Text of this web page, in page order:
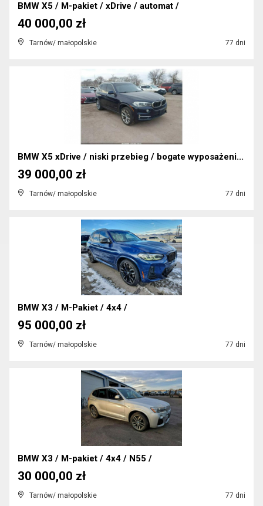
BMW X5 / M-pakiet / xDrive / automat /
Tarnów/ małopolskie 77 dni
40 000,00 zł
BMW X5 xDrive / niski przebieg / bogate wyposażeni...
Tarnów/ małopolskie 77 dni
39 000,00 zł
BMW X3 / M-Pakiet / 4x4 /
Tarnów/ małopolskie 77 dni
95 000,00 zł
BMW X3 / M-pakiet / 4x4 / N55 /
Tarnów/ małopolskie 77 dni
30 000,00 zł